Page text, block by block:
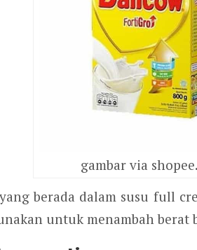
gambar via
berada dalam susu full
untuk menambah berat